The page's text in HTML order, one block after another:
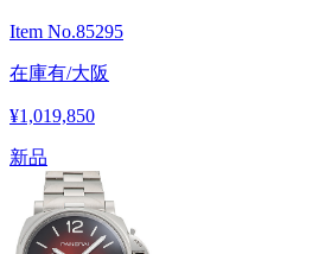
Item No.85295
在庫有/大阪
¥1,019,850
新品